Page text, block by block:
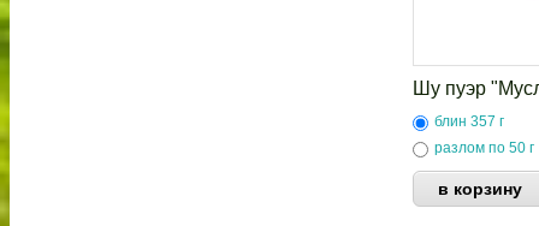
Шу пуэр
блин 357 г
разлом по 50 г